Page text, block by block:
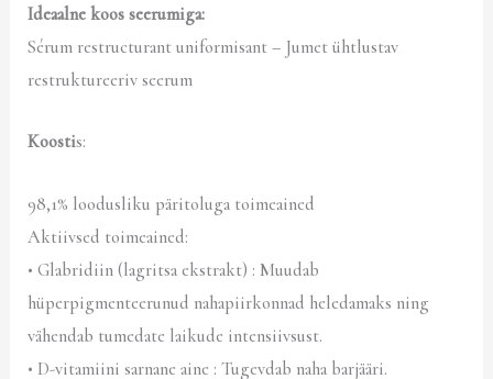
Ideaalne koos seerumiga:
Sérum restructurant uniformisant – Jumet ühtlustav
restruktureeriv seerum
Koostis:
98,1% loodusliku päritoluga toimeained
Aktiivsed toimeained:
• Glabridiin (lagritsa ekstrakt) : Muudab
hüperpigmenteerunud nahapiirkonnad heledamaks ning
vähendab tumedate laikude intensiivsust.
• D-vitamiini sarnane aine : Tugevdab naha barjääri.